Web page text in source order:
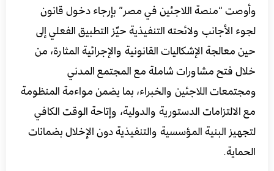
وأوصت “منصة اللاجئين في مصر” بإرجاء دخول قانون
لجوء الأجانب ولائحته التنفيذية حيّز التطبيق الفعلي إلى
حين معالجة الإشكاليات القانونية والإجرائية المثارة، من
خلال فتح مشاورات شاملة مع المجتمع المدني
ومجتمعات اللاجئين والخبراء، بما يضمن مواءمة المنظومة
مع الالتزامات الدستورية والدولية، وإتاحة الوقت الكافي
لتجهيز البنية المؤسسية والتنفيذية دون الإخلال بضمانات
الحماية.